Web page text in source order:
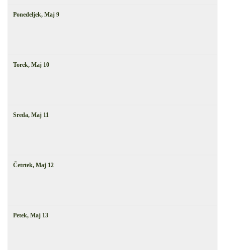
Ponedeljek, Maj 9
Torek, Maj 10
Sreda, Maj 11
Četrtek, Maj 12
Petek, Maj 13